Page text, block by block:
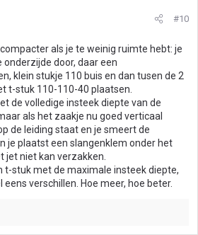
#10
als je te weinig ruimte hebt: je
onderzijde door, daar een
klein stukje 110 buis en dan tusen de 2
t-stuk 110-110-40 plaatsen.
de volledige insteek diepte van de
als het zaakje nu goed verticaal
de leiding staat en je smeert de
je plaatst een slangenklem onder het
niet kan verzakken.
t-stuk met de maximale insteek diepte,
verschillen. Hoe meer, hoe beter.